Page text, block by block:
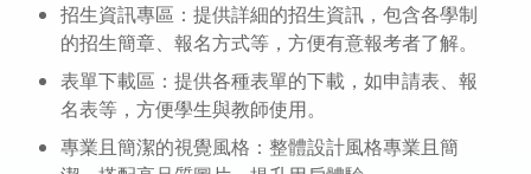
招生資訊專區：提供詳細的招生資訊，包含各學制
的招生簡章、報名方式等，方便有意報考者了解。
表單下載區：提供各種表單的下載，如申請表、報
名表等，方便學生與教師使用。
專業且簡潔的視覺風格：整體設計風格專業且簡